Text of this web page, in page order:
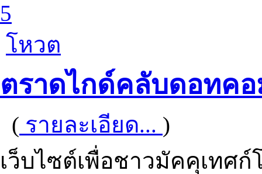
5
โหวต
ตราดไกด์คลับดอทค
( รายละเอียด... )
เว็บไซต์เพื่อชาวมัคคุเทศ